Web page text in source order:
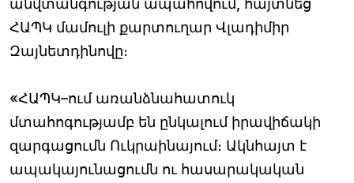
անվտանգության ապահովում, հայտնեց
ՀԱՊԿ մամուլի քարտուղար Վլադիմիր
Զայնետդինովը։
«ՀԱՊԿ–ում առանձնահատուկ
մտահոգությամբ են ընկալում իրավիճակի
զարգացումն Ուկրաինայում։ Ակնհայտ է
ապակայունացումն ու հասարակական